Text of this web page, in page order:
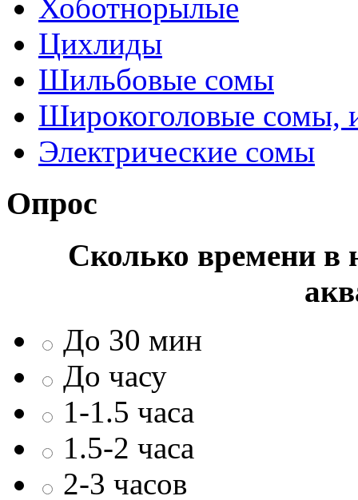
Хоботнорылые
Цихлиды
Шильбовые сомы
Широкоголовые сомы,
Электрические сомы
Опрос
Сколько времени в
До 30 мин
До часу
1-1.5 часа
1.5-2 часа
2-3 часов